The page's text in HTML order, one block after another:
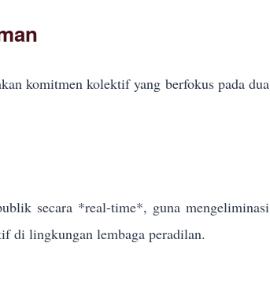
komitmen kolektif yang berfokus pada dua
secara *real-time*, guna mengeliminasi
di lingkungan lembaga peradilan.